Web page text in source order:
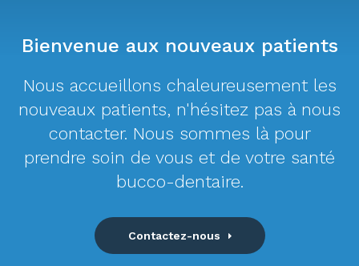
Bienvenue aux nouveaux patients
Nous accueillons chaleureusement les
nouveaux patients, n'hésitez pas à nous
contacter. Nous sommes là pour
prendre soin de vous et de votre santé
bucco-dentaire.
Contactez-nous